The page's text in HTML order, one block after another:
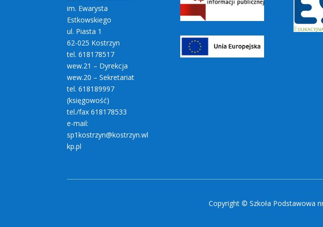
im. Ewarysta
Estkowskiego
ul. Piasta 1
62-025 Kostrzyn
tel. 618178517
wew.21 – Dyrekcja
wew.20 – Sekretariat
tel. 618189997
(księgowość)
tel./fax 618178533
e-mail:
sp1kostrzyn@kostrzyn.wl
kp.pl
Copyright © Szkoła Podstawowa